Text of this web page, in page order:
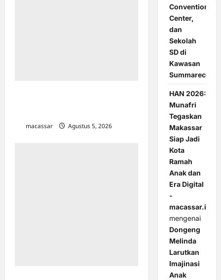
macassar
Agustus 5, 2026
Convention
Center,
dan
Sekolah
SD di
Kawasan
Summarecon
HAN 2026:
Munafri
Tegaskan
Makassar
Siap Jadi
Kota
Ramah
Anak dan
Era Digital
-
macassar.id
mengenai
Dongeng
Melinda
Larutkan
Imajinasi
Anak